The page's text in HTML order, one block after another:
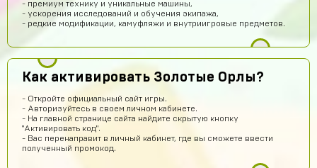
- премиум технику и уникальные машины,
- ускорения исследований и обучения экипажа,
- редкие модификации, камуфляжи и внутриигровые предметов.
Как активировать Золотые Орлы?
- Откройте официальный сайт игры.
- Авторизуйтесь в своем личном кабинете.
- На главной странице сайта найдите скрытую кнопку
"Активировать код".
- Вас перенаправит в личный кабинет, где вы сможете ввести
полученный промокод.
Алексей Полочанский
Всеволод Кожин
Пацаны сайт рили робит! Взял гемов длали промокод
вел в гугл плей и все пришло! Я апж не поверил
Геннадий Быков
и ахуел что за такую цену не наебали
Кирилл Иванов